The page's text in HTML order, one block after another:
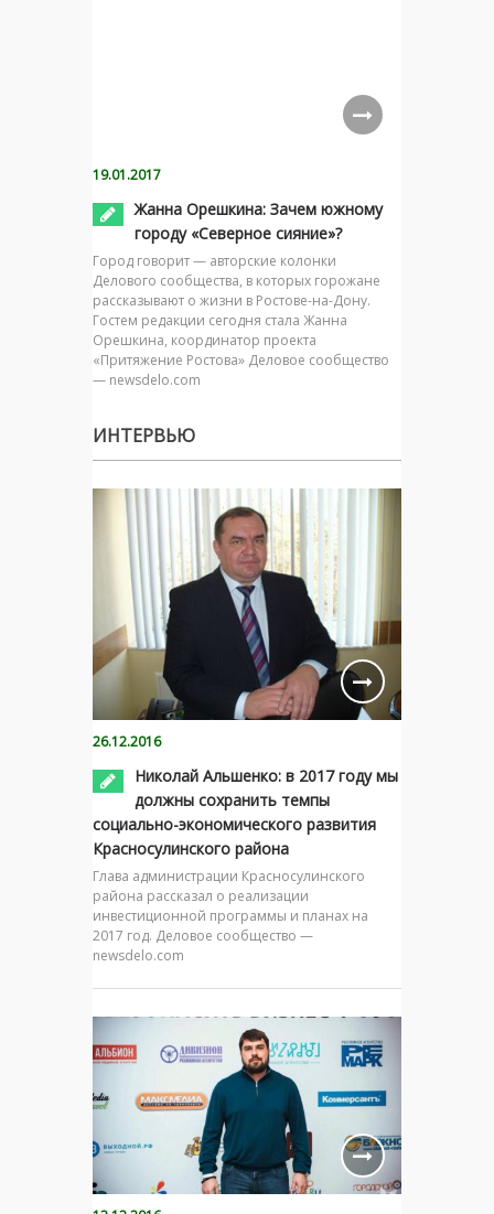
19.01.2017
Жанна Орешкина: Зачем южному
городу «Северное сияние»?
Город говорит — авторские колонки
Делового сообщества, в которых горожане
рассказывают о жизни в Ростове-на-Дону.
Гостем редакции сегодня стала Жанна
Орешкина, координатор проекта
«Притяжение Ростова» Деловое сообщество
— newsdelo.com
ИНТЕРВЬЮ
26.12.2016
Николай Альшенко: в 2017 году мы
должны сохранить темпы
социально-экономического развития
Красносулинского района
Глава администрации Красносулинского
района рассказал о реализации
инвестиционной программы и планах на
2017 год. Деловое сообщество —
newsdelo.com